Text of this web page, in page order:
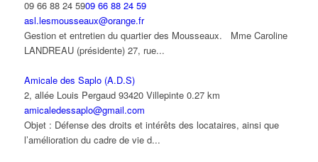
09 66 88 24 5909 66 88 24 59
asl.lesmousseaux@orange.fr
Gestion et entretien du quartier des Mousseaux. Mme Caroline
LANDREAU (présidente) 27, rue...
Amicale des Saplo (A.D.S)
2, allée Louis Pergaud 93420 Villepinte 0.27 km
amicaledessaplo@gmail.com
Objet : Défense des droits et intérêts des locataires, ainsi que
l’amélioration du cadre de vie d...